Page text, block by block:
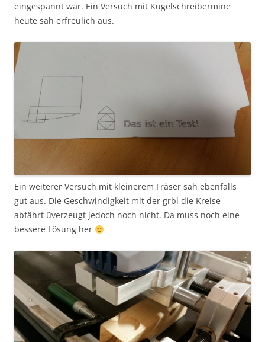
eingespannt war. Ein Versuch mit Kugelschreibermine
heute sah erfreulich aus.
Ein weiterer Versuch mit kleinerem Fräser sah ebenfalls
gut aus. Die Geschwindigkeit mit der grbl die Kreise
abfährt üverzeugt jedoch noch nicht. Da muss noch eine
bessere Lösung her